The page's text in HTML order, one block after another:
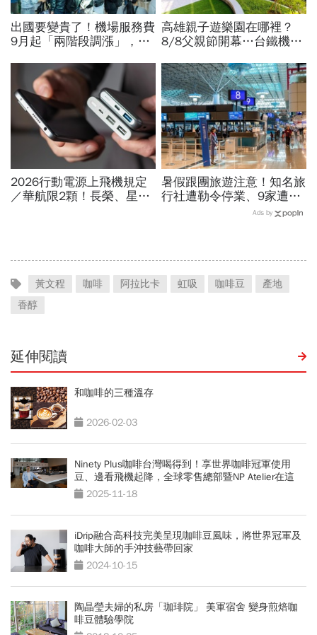
出國要變貴了！機場服務費
9月起「兩階段調漲」，轉
上路時間曝光
高雄親子遊樂園在哪裡？
8/8父親節開幕…台鐵機廠
門票嗎？營業時間、交通一
文看
2026行動電源上飛機規定
／華航限2顆！長榮、星
暑假跟團旅遊注意！知名旅
行社遭勒令停業、9家遭廢
止或撤照…觀光署完整黑名
Ads by
黃文程 咖啡 阿拉比卡 虹吸 咖啡豆
產地
香醇
延伸閱讀
和咖啡的三種溫存
2026-02-03
Ninety Plus咖啡台灣喝得到！享世界咖啡冠軍使用
豆、邊看飛機起降，全球零售總部暨NP Atelier在這
2025-11-18
iDrip融合高科技完美呈現咖啡豆風味，將世界冠軍及
咖啡大師的手沖技藝帶回家
2024-10-15
陶晶瑩夫婦的私房「珈琲院」 美軍宿舍 變身煎焙咖
啡豆體驗學院